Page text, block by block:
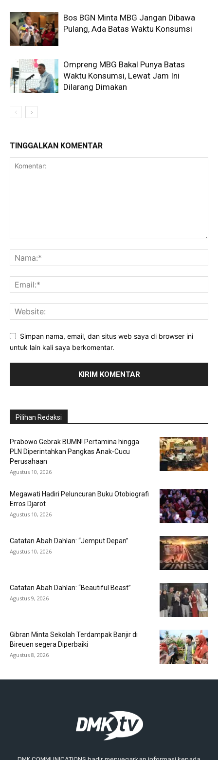
Bos BGN Minta MBG Jangan Dibawa
Pulang, Ada Batas Waktu Konsumsi
Ompreng MBG Bakal Punya Batas
Waktu Konsumsi, Lewat Jam Ini
Dilarang Dimakan
TINGGALKAN KOMENTAR
Simpan nama, email, dan situs web saya di browser ini
untuk lain kali saya berkomentar.
Pilihan Redaksi
Prabowo Gebrak BUMN! Pertamina hingga
PLN Diperintahkan Pangkas Anak-Cucu
Perusahaan
Agustus 10, 2026
Megawati Hadiri Peluncuran Buku Otobiografi
Erros Djarot
Agustus 10, 2026
Catatan Abah Dahlan: “Jemput Depan”
Agustus 10, 2026
Catatan Abah Dahlan: “Beautiful Beast”
Agustus 9, 2026
Gibran Minta Sekolah Terdampak Banjir di
Bireuen segera Diperbaiki
Agustus 8, 2026